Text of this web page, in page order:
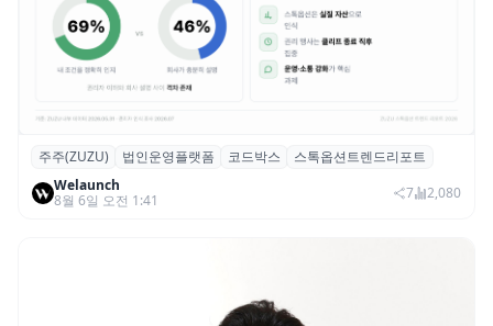
스톡옵션 취소율 2년 만에 18.2%→31.3%…
권리 발생 즉시 행사 비중도 급증
주주(ZUZU) 법인운영플랫폼 코드박스
스톡옵션트렌드리포트
Welaunch
8월 6일 오전 1:41
7 2,080